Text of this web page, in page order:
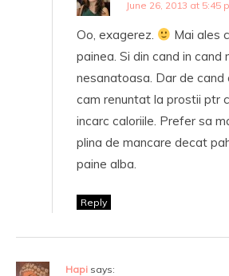
June 26, 2013 at 5:45
Oo, exagerez.
Mai ales
painea. Si din cand in cand
nesanatoasa. Dar de
cam renuntat la prostii ptr
incarc caloriile. Prefer sa
plina de mancare decat
paine alba.
Reply
Hapi says: